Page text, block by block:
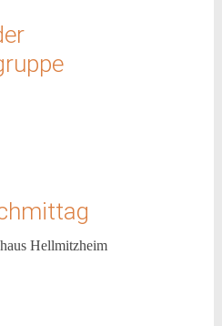
Hellmitzheim